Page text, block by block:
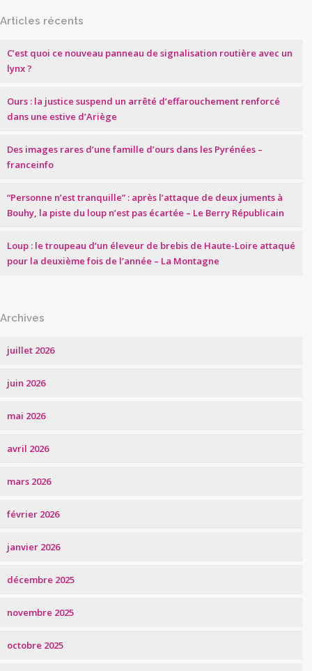
Articles récents
C’est quoi ce nouveau panneau de signalisation routière avec un
lynx ?
Ours : la justice suspend un arrêté d’effarouchement renforcé
dans une estive d’Ariège
Des images rares d’une famille d’ours dans les Pyrénées –
franceinfo
“Personne n’est tranquille” : après l’attaque de deux juments à
Bouhy, la piste du loup n’est pas écartée – Le Berry Républicain
Loup : le troupeau d’un éleveur de brebis de Haute-Loire attaqué
pour la deuxième fois de l’année – La Montagne
Archives
juillet 2026
juin 2026
mai 2026
avril 2026
mars 2026
février 2026
janvier 2026
décembre 2025
novembre 2025
octobre 2025